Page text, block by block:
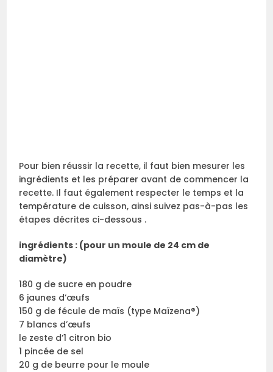
Pour bien réussir la recette, il faut bien mesurer les
ingrédients et les préparer avant de commencer la
recette. Il faut également respecter le temps et la
température de cuisson, ainsi suivez pas-à-pas les
étapes décrites ci-dessous .
ingrédients : (pour un moule de 24 cm de
diamètre)
180 g de sucre en poudre
6 jaunes d’œufs
150 g de fécule de maïs (type Maïzena®)
7 blancs d’œufs
le zeste d’1 citron bio
1 pincée de sel
20 g de beurre pour le moule